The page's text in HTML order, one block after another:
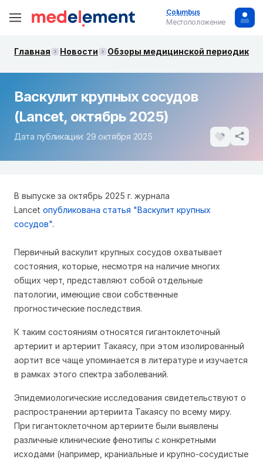
Columbus
Местоположение
Главная Новости Обзоры медицинской периодики.
Васкулит крупных сосудов
(Lancet, октябрь 2025)
Дата публикации: 29 октября 2025
В выпуске за октябрь 2025 г. журнала
Lancet опубликована статья "Васкулит крупных
сосудов".
Первичный васкулит крупных сосудов охватывает
состояния, которые, несмотря на наличие многих
общих черт, представляют собой отдельные
патологии, имеющие свои собственные
прогностические последствия.
К таким состояниям относятся гигантоклеточный
артериит и артериит Такаясу, при этом изолированный
аортит все чаще упоминается в литературе и изучается
в рамках этого спектра заболеваний.
Эпидемиологические исследования свидетельствуют о
распространении артериита Такаясу по всему миру.
При гигантоклеточном артериите были выявлены
различные клинические фенотипы с конкретными
исходами (например, краниальные и крупно-сосудистые